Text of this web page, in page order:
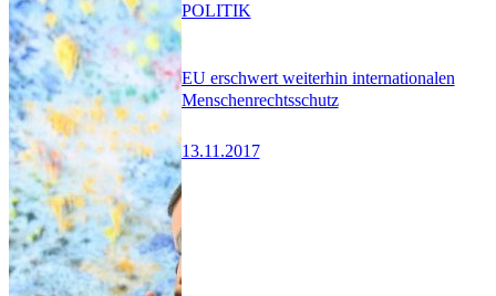
EU erschwert weiterhin internationalen
Menschenrechtsschutz
13.11.2017
POLITIK